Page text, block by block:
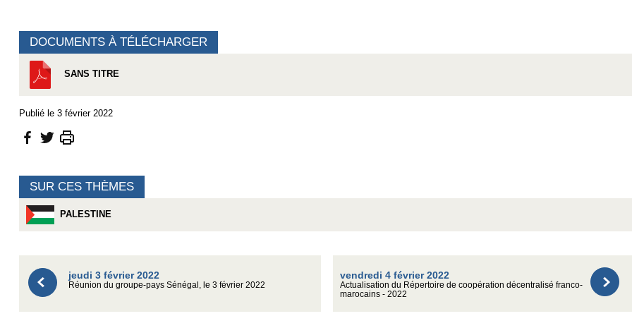
DOCUMENTS À TÉLÉCHARGER
SANS TITRE
Publié le 3 février 2022
SUR CES THÈMES
PALESTINE
jeudi 3 février 2022
Réunion du groupe-pays Sénégal, le 3 février 2022
vendredi 4 février 2022
Actualisation du Répertoire de coopération décentralisé franco-
marocains - 2022